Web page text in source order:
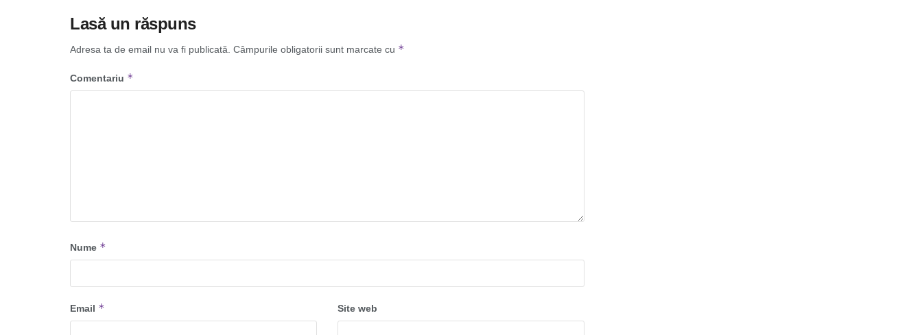
Lasă un răspuns
Adresa ta de email nu va fi publicată. Câmpurile obligatorii sunt marcate cu *
Comentariu *
Nume *
Email * Site web